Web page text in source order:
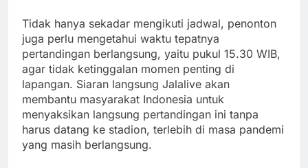
Tidak hanya sekadar mengikuti jadwal, penonton
juga perlu mengetahui waktu tepatnya
pertandingan berlangsung, yaitu pukul 15.30 WIB,
agar tidak ketinggalan momen penting di
lapangan. Siaran langsung Jalalive akan
membantu masyarakat Indonesia untuk
menyaksikan langsung pertandingan ini tanpa
harus datang ke stadion, terlebih di masa pandemi
yang masih berlangsung.